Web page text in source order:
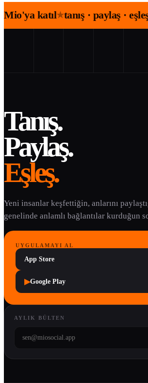
Mio'ya katıl★tanış · paylaş ·
Tanış.
Paylaş.
Eşleş.
Yeni insanlar keşfettiğin, anlarını
genelinde anlamlı bağlantılar kurduğun
UYGULAMAYI AL
App Store
▶Google Play
AYLIK BÜLTEN